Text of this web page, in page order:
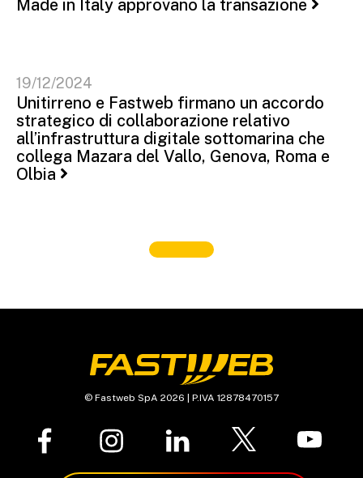
Made in Italy approvano la transazione
19/12/2024
Unitirreno e Fastweb firmano un accordo
strategico di collaborazione relativo
all’infrastruttura digitale sottomarina che
collega Mazara del Vallo, Genova, Roma e
Olbia
© Fastweb SpA 2026 | P.IVA 12878470157